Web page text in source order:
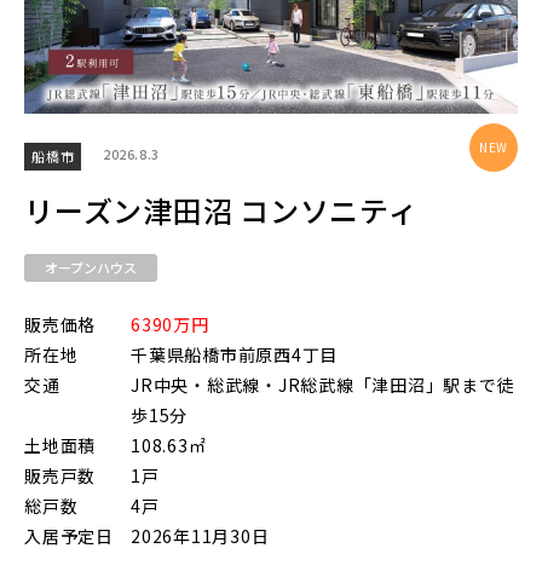
千葉都市モノレール
船橋市 2026.8.3
リーズン津田沼 コンソニティ
オープンハウス
販売価格
6390万円
所在地
千葉県船橋市前原西4丁目
交通
JR中央・総武線・JR総武線「津田沼」駅まで徒
歩15分
土地面積
108.63㎡
販売戸数
1戸
総戸数
4戸
入居予定日
2026年11月30日